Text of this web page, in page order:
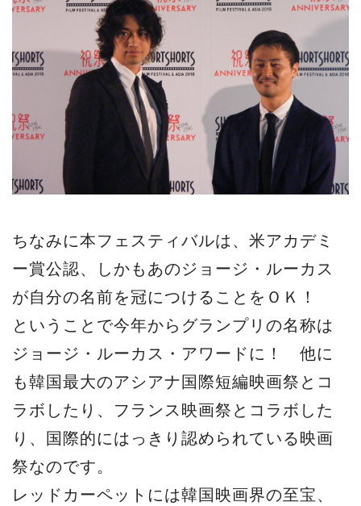
ちなみに本フェスティバルは、米アカデミ
ー賞公認、しかもあのジョージ・ルーカス
が自分の名前を冠につけることをＯＫ！
ということで今年からグランプリの名称は
ジョージ・ルーカス・アワードに！ 他に
も韓国最大のアシアナ国際短編映画祭とコ
ラボしたり、フランス映画祭とコラボした
り、国際的にはっきり認められている映画
祭なのです。
レッドカーペットには韓国映画界の至宝、